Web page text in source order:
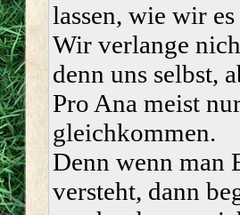
lassen, wie wir
Wir verlange
denn uns selbst,
Pro Ana meist
gleichkommen.
Denn wenn man
versteht, dann